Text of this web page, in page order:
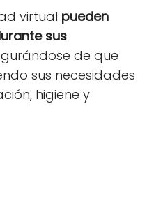
virtual pueden
sus
de que
sus necesidades
higiene y